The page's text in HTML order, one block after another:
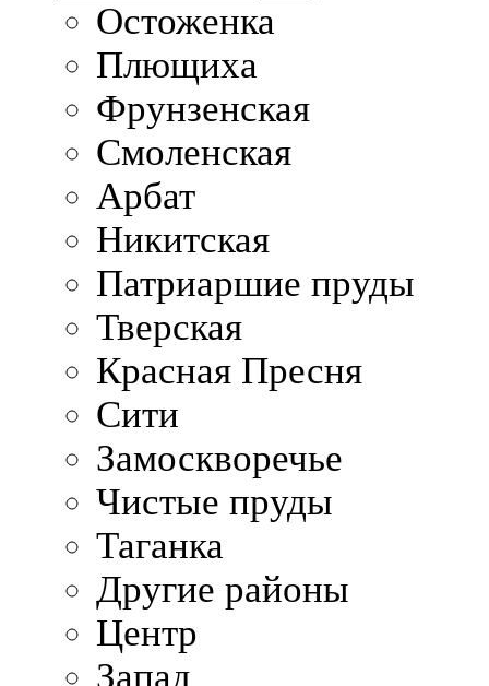
Остоженка
Плющиха
Фрунзенская
Смоленская
Арбат
Никитская
Патриаршие пруды
Тверская
Красная Пресня
Сити
Замоскворечье
Чистые пруды
Таганка
Другие районы
Центр
Запад